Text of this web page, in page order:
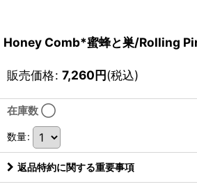
Honey Comb*蜜蜂と巣/Rolling
販売価格: 7,260円(税込)
在庫数 ◯
数量:
返品特約に関する重要事項